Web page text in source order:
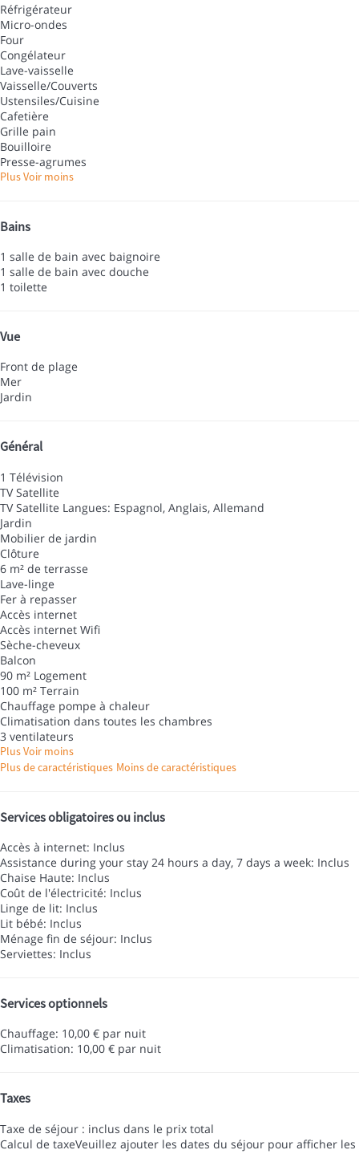
Réfrigérateur
Micro-ondes
Four
Congélateur
Lave-vaisselle
Vaisselle/Couverts
Ustensiles/Cuisine
Cafetière
Grille pain
Bouilloire
Presse-agrumes
PlusVoir moins
Bains
1 salle de bain avec baignoire
1 salle de bain avec douche
1 toilette
Vue
Front de plage
Mer
Jardin
Général
1 Télévision
TV Satellite
TV Satellite Langues: Espagnol, Anglais, Allemand
Jardin
Mobilier de jardin
Clôture
6 m² de terrasse
Lave-linge
Fer à repasser
Accès internet
Accès internet Wifi
Sèche-cheveux
Balcon
90 m² Logement
100 m² Terrain
Chauffage pompe à chaleur
Climatisation dans toutes les chambres
3 ventilateurs
PlusVoir moins
Plus de caractéristiques Moins de caractéristiques
Services obligatoires ou inclus
Accès à internet: Inclus
Assistance during your stay 24 hours a day, 7 days a week: Inclus
Chaise Haute: Inclus
Coût de l'électricité: Inclus
Linge de lit: Inclus
Lit bébé: Inclus
Ménage fin de séjour: Inclus
Serviettes: Inclus
Services optionnels
Chauffage: 10,00 € par nuit
Climatisation: 10,00 € par nuit
Taxes
Taxe de séjour : inclus dans le prix total
Calcul de taxeVeuillez ajouter les dates du séjour pour afficher les